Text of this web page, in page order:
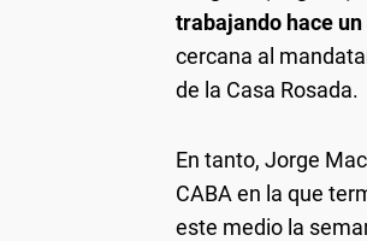
trabajando hace
cercana al
de la Casa Rosada.
En tanto, Jorge
CABA en la que
este medio la